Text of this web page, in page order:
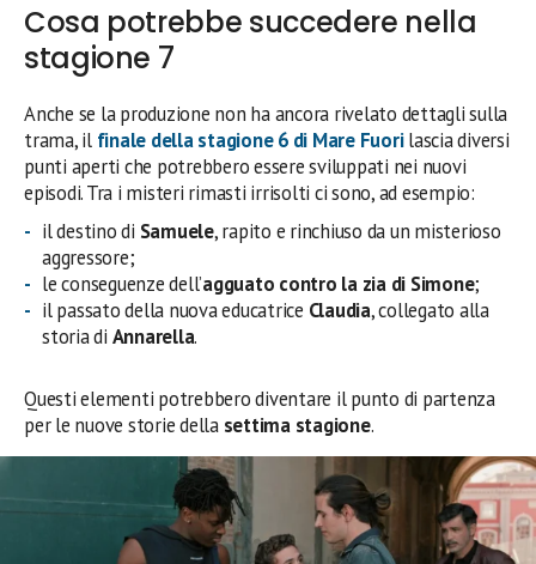
Cosa potrebbe succedere nella
stagione 7
Anche se la produzione non ha ancora rivelato dettagli sulla
trama, il finale dellastagione 6 di Mare Fuorilascia diversi
punti aperti che potrebbero essere sviluppati nei nuovi
episodi. Tra i misteri rimasti irrisolti ci sono, ad esempio:
il destino di Samuele, rapito e rinchiuso da un misterioso
aggressore;
le conseguenze dell’agguato contro la zia di Simone;
il passato della nuova educatrice Claudia, collegato alla
storia di Annarella.
Questi elementi potrebbero diventare il punto di partenza
per le nuove storie della settima stagione.